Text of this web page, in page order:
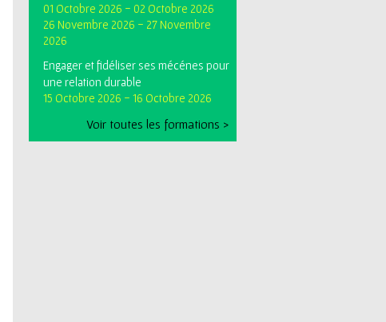
01 Octobre 2026 - 02 Octobre 2026
26 Novembre 2026 - 27 Novembre
2026
Engager et fidéliser ses mécénes pour
une relation durable
15 Octobre 2026 - 16 Octobre 2026
Voir toutes les formations >